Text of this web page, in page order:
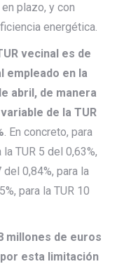
plazo, y con
energética.
vecinal es de
empleado en la
abril, de manera
de la TUR
. En concreto, para
TUR 5 del 0,63%,
del 0,84%, para la
para la TUR 10
millones de euros
esta limitación